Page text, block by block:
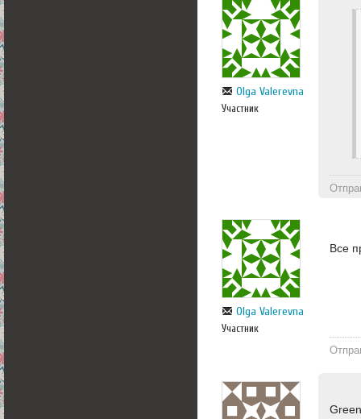
Olga Valerevna
Участник
Olga Valerevna
Участник
Все